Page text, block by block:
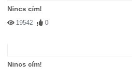
Nincs cím!
19542 0
Nincs cím!